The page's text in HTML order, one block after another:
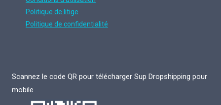
Politique de litige
Politique de confidentialité
Scannez le code QR pour télécharger Sup Dropshipping pour
mobile